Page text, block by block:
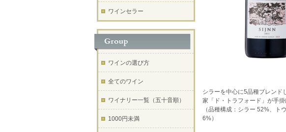
シラーを中心に5品種ブレンド
家「ド・トラフォード」が手
（品種構成：シラー 52%、
6%）
ワインセラー
ワインの選び方
全てのワイン
ワイナリー一覧（五十音順）
1000円未満